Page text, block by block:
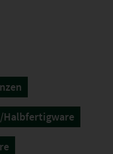
Halbfertigware